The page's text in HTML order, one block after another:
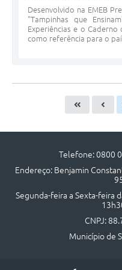
Desenvolvido na EMEB
"Tampinhas que
Experiências e o Caderno
como referência para o
Telefone: 0800
Endereço: Benjamin
Segunda-feira a Sexta-feira
CNPJ:
Município de